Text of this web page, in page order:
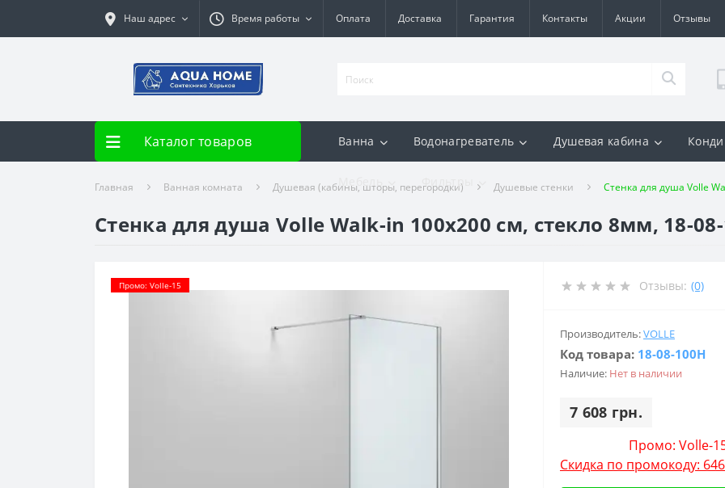
Наш адрес Время работы Оплата Доставка Гарантия Контакты Акции Отзывы
Каталог товаров Ванна Водонагреватель Душевая кабина
Фильтры
Главная Ванная комната Душевая (кабины, шторы, перегородки) Душевые стенки Стенка для душа Volle
Стенка для душа Volle Walk-in 100x200 cм, стекло 8мм, 18-
Промо: Volle-15 Отзывы: (0)
Производитель:VOLLE
Код товара: 18-08-100H
Наличие: Нет в наличии
7 608 грн.
Промо: Volle-
Скидка по промокоду: